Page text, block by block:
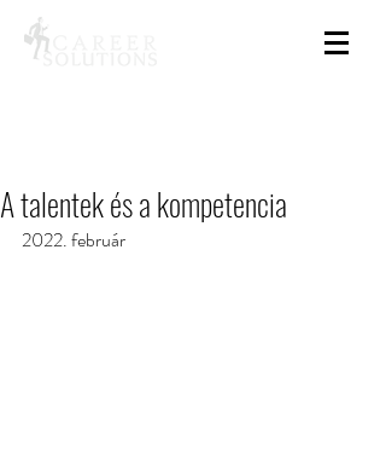
A talentek és a kompetencia
2022. február